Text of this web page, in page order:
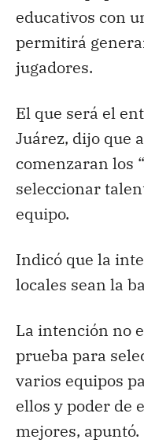
educativos con
permitirá
jugadores.
El que será el
Juárez, dijo que
comenzaran los
seleccionar
equipo.
Indicó que la
locales sean la
La intención no
prueba para
varios equipos
ellos y poder de
mejores, apuntó.